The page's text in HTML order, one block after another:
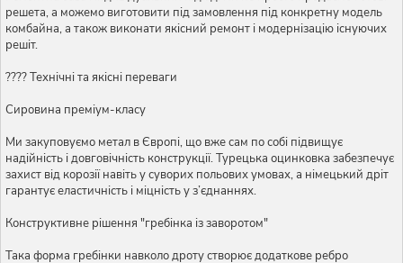
решета, а можемо виготовити під замовлення під конкретну модель
комбайна, а також виконати якісний ремонт і модернізацію існуючих
решіт.
???? Технічні та якісні переваги
Сировина преміум-класу
Ми закуповуємо метал в Європі, що вже сам по собі підвищує
надійність і довговічність конструкції. Турецька оцинковка забезпечує
захист від корозії навіть у суворих польових умовах, а німецький дріт
гарантує еластичність і міцність у з’єднаннях.
Конструктивне рішення "гребінка із заворотом"
Така форма гребінки навколо дроту створює додаткове ребро